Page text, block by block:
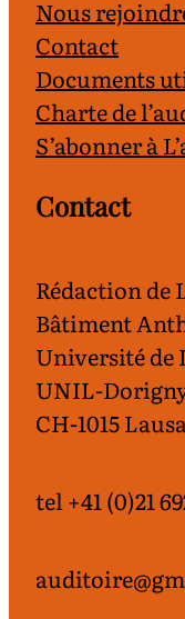
Nous
Contact
Documents
Charte de
S’abonner à
Contact
Rédaction de
Bâtiment
Université de
UNIL-
CH-1015
tel +41 (0)21